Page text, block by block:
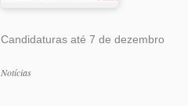
Candidaturas até 7 de dezembro
Categorias
Notícias